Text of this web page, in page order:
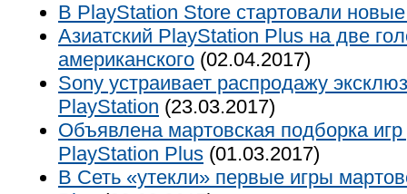
В PlayStation Store стартовали
Азиатский PlayStation Plus на две
американского (02.04.2017)
Sony устраивает распродажу
PlayStation (23.03.2017)
Объявлена мартовская подборка
PlayStation Plus (01.03.2017)
В Сеть «утекли» первые игры